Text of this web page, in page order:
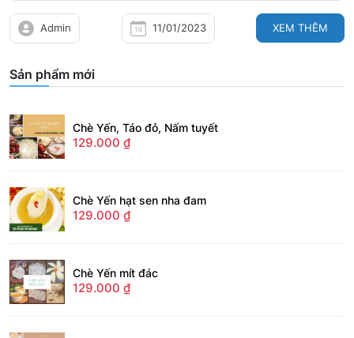
Admin 11/01/2023 XEM THÊM
Sản phẩm mới
Chè Yến, Táo đỏ, Nấm tuyết
129.000 ₫
Chè Yến hạt sen nha đam
129.000 ₫
Chè Yến mít đác
129.000 ₫